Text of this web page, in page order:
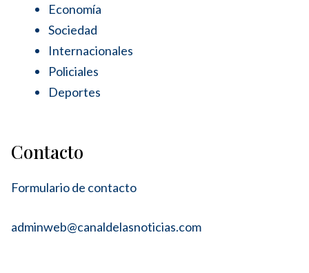
Economía
Sociedad
Internacionales
Policiales
Deportes
Contacto
Formulario de contacto
adminweb@canaldelasnoticias.com